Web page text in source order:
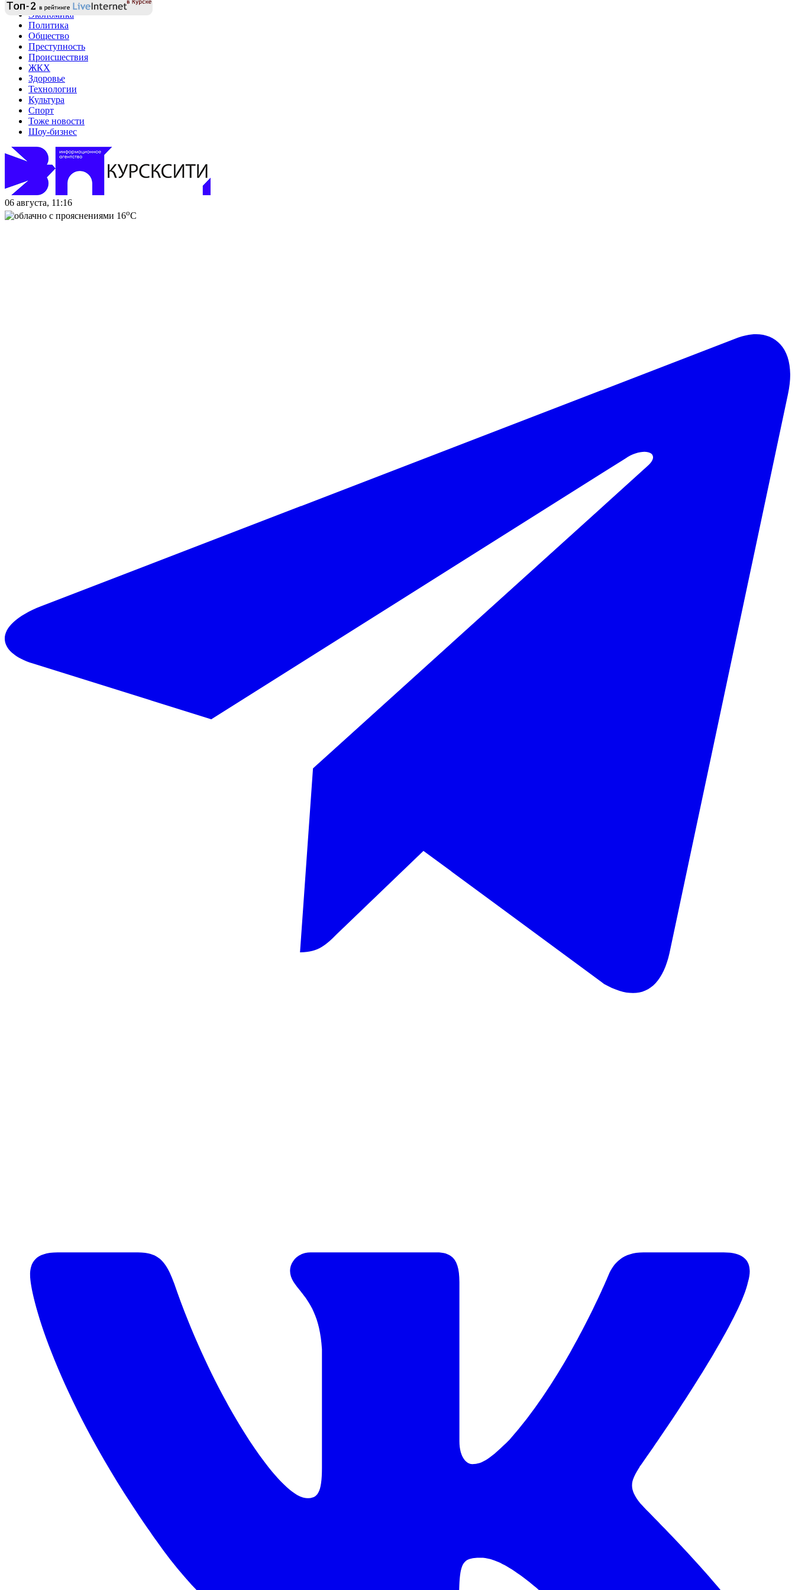
Экономика
Политика
Общество
Преступность
Происшествия
ЖКХ
Здоровье
Технологии
Культура
Спорт
Тоже новости
Шоу-бизнес
06 августа, 11:16
16oC